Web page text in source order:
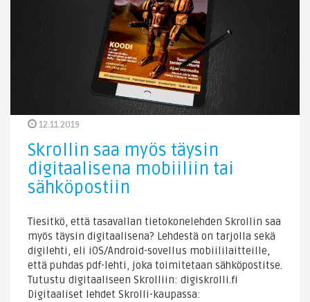
12.11.2019
Skrollin saa myös täysin
digitaalisena mobiiliin tai
sähköpostiin
Tiesitkö, että tasavallan tietokonelehden Skrollin saa
myös täysin digitaalisena? Lehdestä on tarjolla sekä
digilehti, eli iOS/Android-sovellus mobiililaitteille,
että puhdas pdf-lehti, joka toimitetaan sähköpostitse.
Tutustu digitaaliseen Skrolliin: digiskrolli.fi
Digitaaliset lehdet Skrolli-kaupassa: